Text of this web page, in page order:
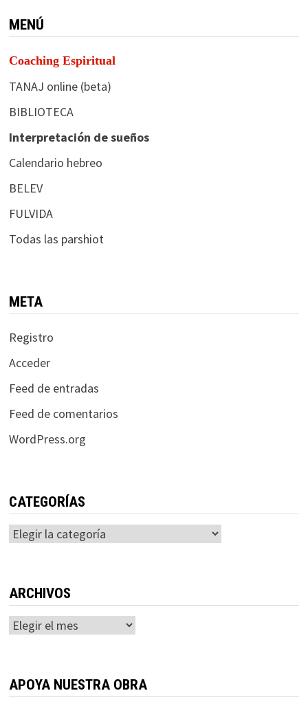
MENÚ
Coaching Espiritual
TANAJ online (beta)
BIBLIOTECA
Interpretación de sueños
Calendario hebreo
BELEV
FULVIDA
Todas las parshiot
META
Registro
Acceder
Feed de entradas
Feed de comentarios
WordPress.org
CATEGORÍAS
Categorías
ARCHIVOS
Archivos
APOYA NUESTRA OBRA